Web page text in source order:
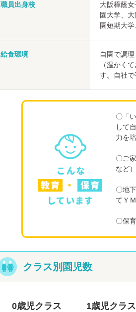
職員出身校
大阪樟蔭
園大学、
園短期大
給食環境
自園で調理
（温かく
す。自社で
〇「
して
力を
〇ご
など
〇地
てＹ
〇保
クラス別園児数
0歳児クラス 1歳児クラス